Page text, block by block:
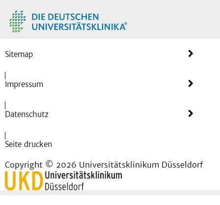
Sitemap
Impressum
Datenschutz
Seite drucken
Copyright © 2026 Universitätsklinikum Düsseldorf